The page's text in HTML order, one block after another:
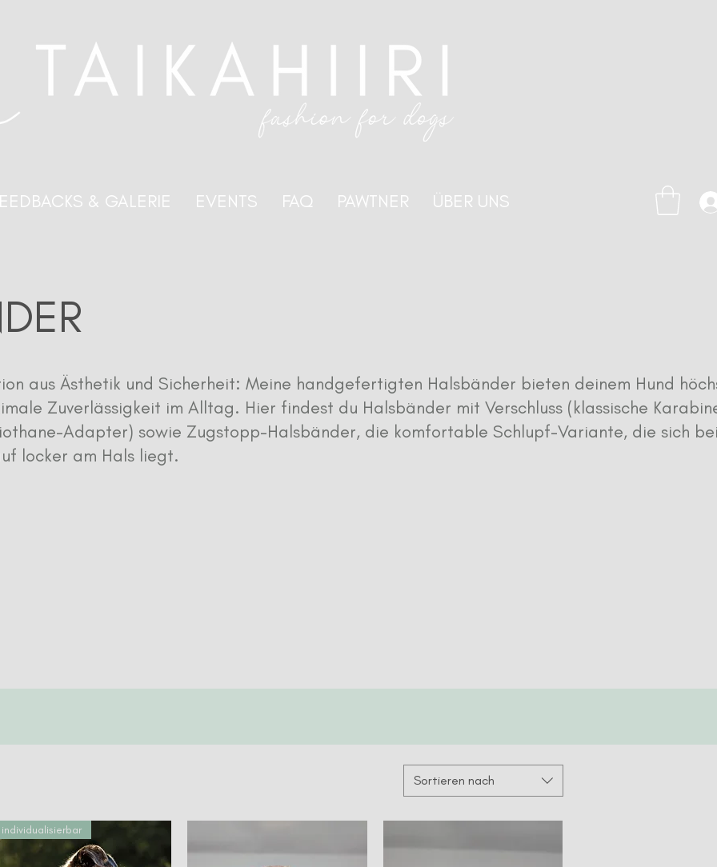
& GALERIE EVENTS FAQ PAWTNER ÜBER UNS
aus Ästhetik und Sicherheit: Meine handgefertigten Halsbänder bieten deinem Hund
Zuverlässigkeit im Alltag. Hier findest du Halsbänder mit Verschluss (klassische
Adapter) sowie Zugstopp-Halsbänder, die komfortable Schlupf-Variante, die sich
locker am Hals liegt.
Sortieren nach
individualisierbar